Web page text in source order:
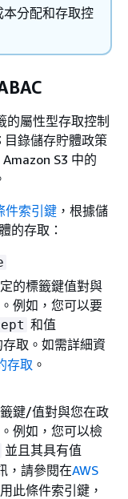
分配和存取控
的屬性型存取控制
目錄儲存貯體政策
S3 中的
件索引鍵 ，根據儲
的存取：
的標籤鍵值對與
例如，您可以要
和值
取。如需詳細資
存取 。
鍵/值對與您在政
例如，您可以檢
並且其具有值
，請參閱在AWS
此條件索引鍵，